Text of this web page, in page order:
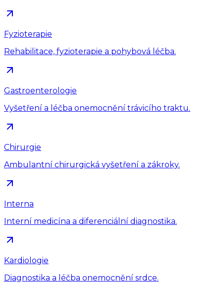
Fyzioterapie
Rehabilitace, fyzioterapie a pohybová léčba.
Gastroenterologie
Vyšetření a léčba onemocnění trávicího traktu.
Chirurgie
Ambulantní chirurgická vyšetření a zákroky.
Interna
Interní medicína a diferenciální diagnostika.
Kardiologie
Diagnostika a léčba onemocnění srdce.